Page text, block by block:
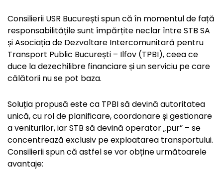
Consilierii USR București spun că în momentul de față
responsabilitățile sunt împărțite neclar între STB SA
și Asociația de Dezvoltare Intercomunitară pentru
Transport Public București – Ilfov (TPBI), ceea ce
duce la dezechilibre financiare și un serviciu pe care
călătorii nu se pot baza.
Soluția propusă este ca TPBI să devină autoritatea
unică, cu rol de planificare, coordonare și gestionare
a veniturilor, iar STB să devină operator „pur” – se
concentrează exclusiv pe exploatarea transportului.
Consilierii spun că astfel se vor obține următoarele
avantaje: